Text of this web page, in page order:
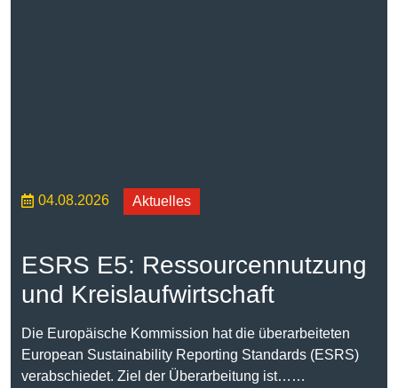
04.08.2026 Aktuelles
ESRS E5: Ressourcennutzung
und Kreislaufwirtschaft
Die Europäische Kommission hat die überarbeiteten
European Sustainability Reporting Standards (ESRS)
verabschiedet. Ziel der Überarbeitung ist……